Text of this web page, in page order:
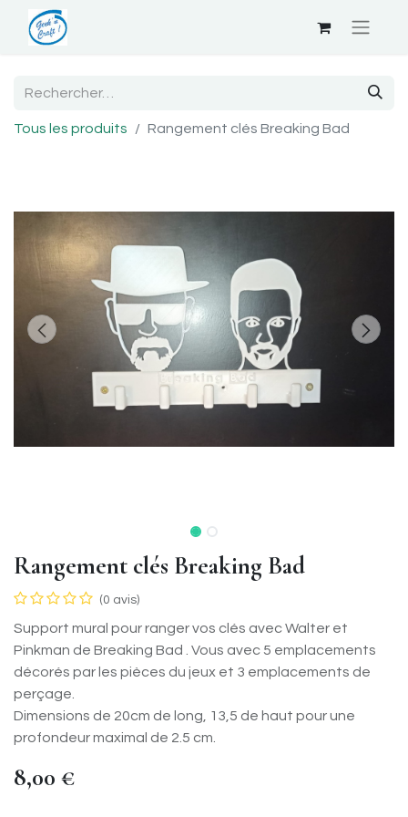
Tous les produits Rangement clés Breaking Bad
Rangement clés Breaking Bad
(0 avis)
Support mural pour ranger vos clés avec Walter et
Pinkman de Breaking Bad . Vous avec 5 emplacements
décorés par les pièces du jeux et 3 emplacements de
perçage.
Dimensions de 20cm de long, 13,5 de haut pour une
profondeur maximal de 2.5 cm.
8,00 €